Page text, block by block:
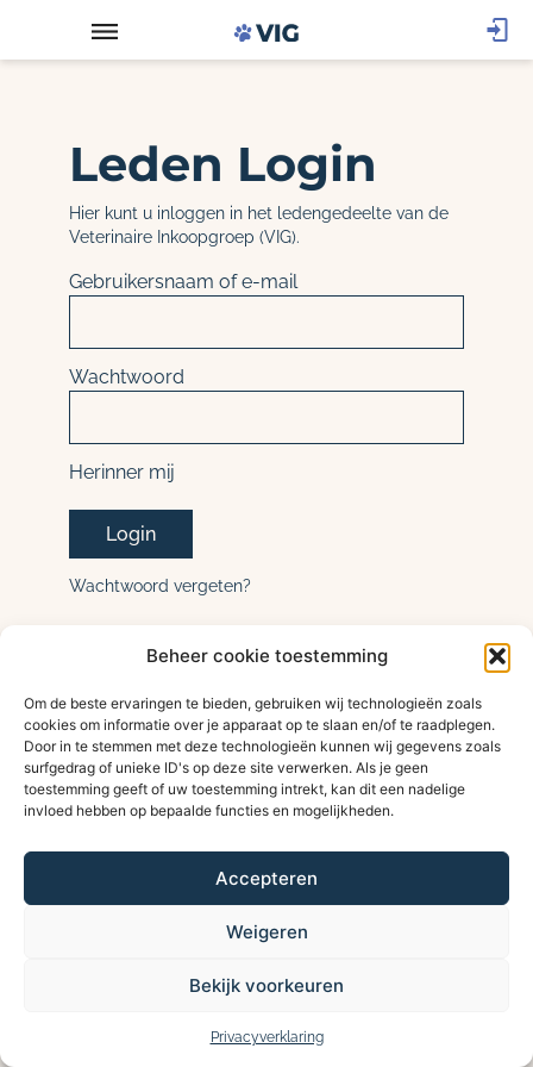
Beheer cookie toestemming
Om de beste ervaringen te bieden, gebruiken wij technologieën zoals
cookies om informatie over je apparaat op te slaan en/of te raadplegen.
Door in te stemmen met deze technologieën kunnen wij gegevens zoals
surfgedrag of unieke ID's op deze site verwerken. Als je geen
toestemming geeft of uw toestemming intrekt, kan dit een nadelige
invloed hebben op bepaalde functies en mogelijkheden.
Accepteren
Weigeren
Bekijk voorkeuren
Privacyverklaring
Leden Login
Hier kunt u inloggen in het ledengedeelte van de
Veterinaire Inkoopgroep (VIG).
Gebruikersnaam of e-mail
Wachtwoord
Herinner mij
Wachtwoord vergeten?